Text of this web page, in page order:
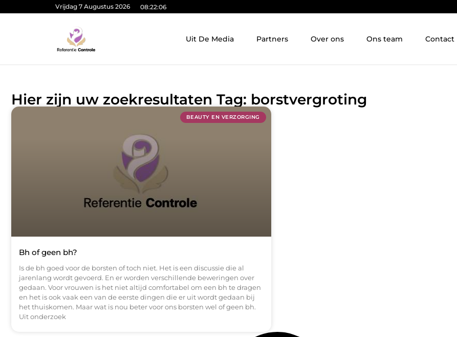
Vrijdag 7 Augustus 2026 08:22:07
Uit De Media Partners Over ons Ons team Contact
Hier zijn uw zoekresultaten Tag: borstvergroting
BEAUTY EN VERZORGING
Bh of geen bh?
Is de bh goed voor de borsten of toch niet. Het is een discussie die al
jarenlang wordt gevoerd. En er worden verschillende beweringen over
gedaan. Voor vrouwen is het niet altijd comfortabel om een bh te dragen
en het is ook vaak een van de eerste dingen die er uit wordt gedaan bij
het thuiskomen. Maar wat is nou beter voor ons borsten wel of geen bh.
Uit onderzoek